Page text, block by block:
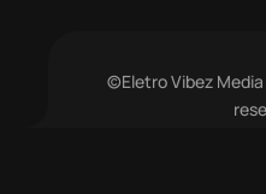
©Eletro Vibez